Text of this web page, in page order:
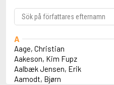
A
Aage, Christian
Aakeson, Kim Fupz
Aalbæk Jensen, Erik
Aamodt, Bjørn